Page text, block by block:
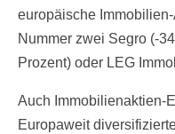
europäische
Nummer zwei Segro (-
Prozent) oder LEG
Auch Immobilienaktien-
Europaweit